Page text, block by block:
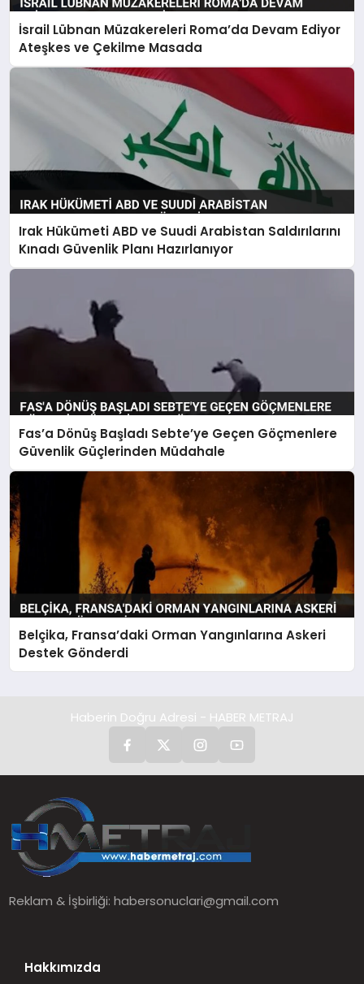
İsrail Lübnan Müzakereleri Roma’da Devam Ediyor
Ateşkes ve Çekilme Masada
Irak Hükümeti ABD ve Suudi Arabistan Saldırılarını
Kınadı Güvenlik Planı Hazırlanıyor
Fas’a Dönüş Başladı Sebte’ye Geçen Göçmenlere
Güvenlik Güçlerinden Müdahale
Belçika, Fransa’daki Orman Yangınlarına Askeri
Destek Gönderdi
Haberin Doğru Adresi - HABER METRAJ
Reklam & İşbirliği:habersonuclari@gmail.com
Hakkımızda